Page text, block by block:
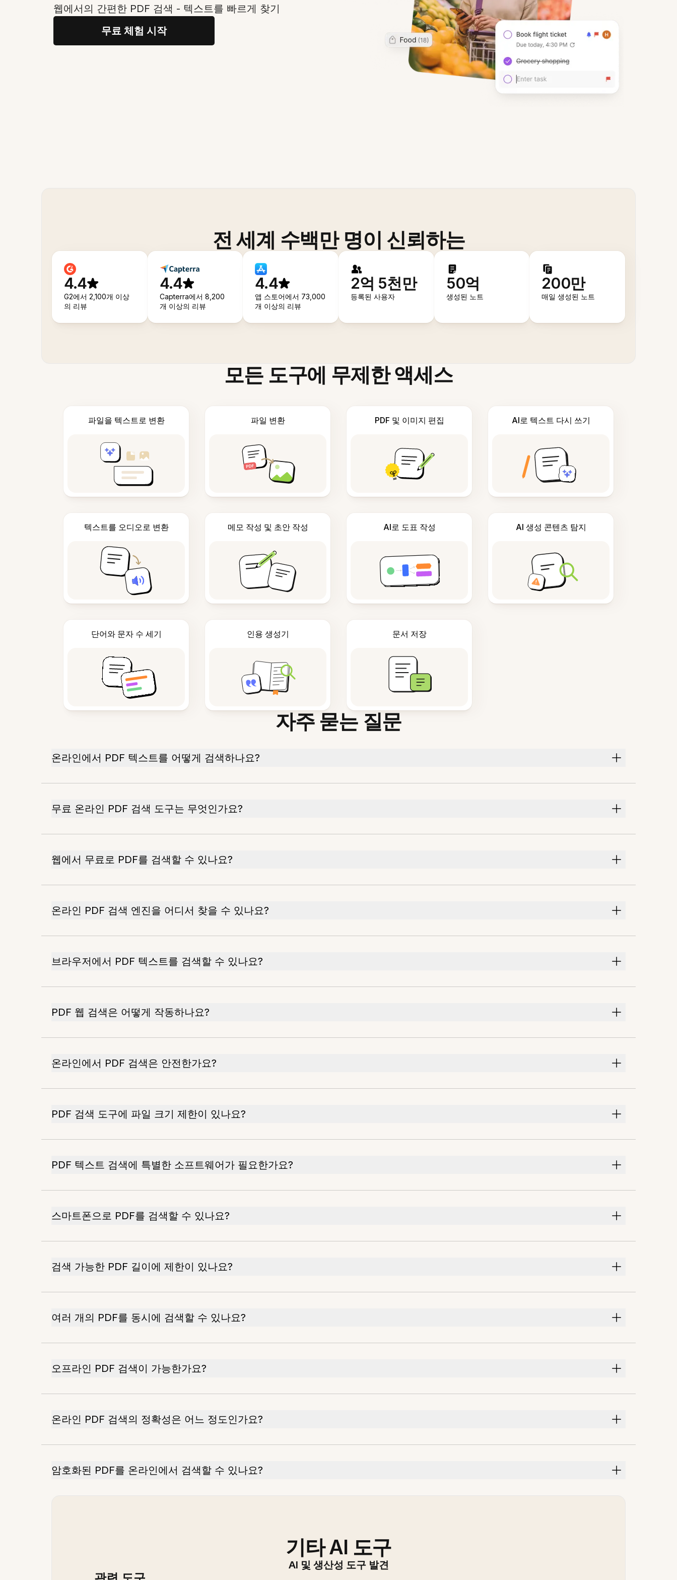
웹에서의 간편한 PDF 검색 - 텍스트를 빠르게 찾기
무료 체험 시작
전 세계 수백만 명이 신뢰하는
4.4
G2에서 2,100개 이상
의 리뷰
4.4
Capterra에서 8,200
개 이상의 리뷰
4.4
앱 스토어에서 73,000
개 이상의 리뷰
2억 5천만
등록된 사용자
50억
생성된 노트
200만
매일 생성된 노트
모든 도구에 무제한 액세스
파일을 텍스트로 변환 파일 변환 PDF 및 이미지 편집 AI로 텍스트 다시 쓰기
텍스트를 오디오로 변환 메모 작성 및 초안 작성 AI로 도표 작성 AI 생성 콘텐츠 탐지
단어와 문자 수 세기 인용 생성기 문서 저장
자주 묻는 질문
온라인에서 PDF 텍스트를 어떻게 검색하나요?
무료 온라인 PDF 검색 도구는 무엇인가요?
웹에서 무료로 PDF를 검색할 수 있나요?
온라인 PDF 검색 엔진을 어디서 찾을 수 있나요?
브라우저에서 PDF 텍스트를 검색할 수 있나요?
PDF 웹 검색은 어떻게 작동하나요?
온라인에서 PDF 검색은 안전한가요?
PDF 검색 도구에 파일 크기 제한이 있나요?
PDF 텍스트 검색에 특별한 소프트웨어가 필요한가요?
스마트폰으로 PDF를 검색할 수 있나요?
검색 가능한 PDF 길이에 제한이 있나요?
여러 개의 PDF를 동시에 검색할 수 있나요?
오프라인 PDF 검색이 가능한가요?
온라인 PDF 검색의 정확성은 어느 정도인가요?
암호화된 PDF를 온라인에서 검색할 수 있나요?
기타 AI 도구
AI 및 생산성 도구 발견